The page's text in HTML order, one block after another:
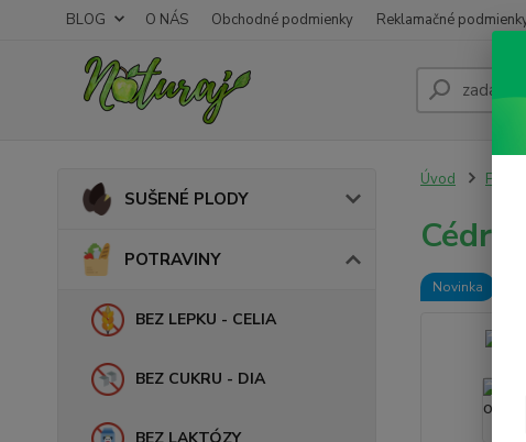
BLOG O NÁS Obchodné podmienky Reklamačné
SUŠENÉ PLODY
POTRAVINY
BEZ LEPKU - CELIA
BEZ CUKRU - DIA
Úvod
Novinka